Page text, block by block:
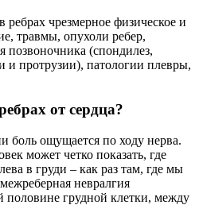
чрезмерное физическое и
травмы, опухоли ребер,
позвоночника (спондилез,
и протрузии), патологии плевры,
от сердца?
боль ощущается по ходу нерва.
может четко показать, где
в груди – как раз там, где мы
невралгия
половине грудной клетки, между